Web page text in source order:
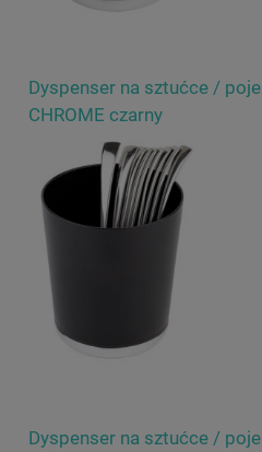
Dyspenser na sztućce /
CHROME czarny
Dyspenser na sztućce /